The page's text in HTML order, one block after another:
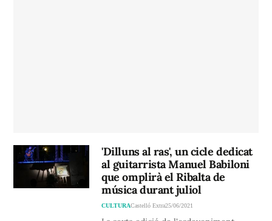
'Dilluns al ras', un cicle dedicat
al guitarrista Manuel Babiloni
que omplirà el Ribalta de
música durant juliol
CULTURACastelló Extra25/06/2021